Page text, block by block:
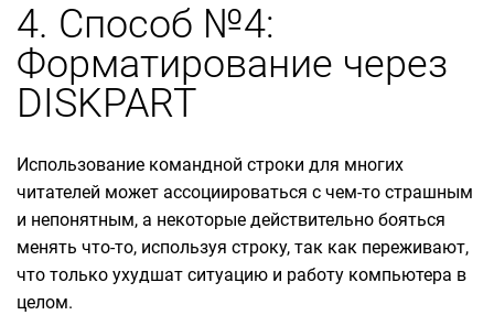
4. Способ №4:
Форматирование через
DISKPART
Использование командной строки для многих
читателей может ассоциироваться с чем-то страшным
и непонятным, а некоторые действительно бояться
менять что-то, используя строку, так как переживают,
что только ухудшат ситуацию и работу компьютера в
целом.